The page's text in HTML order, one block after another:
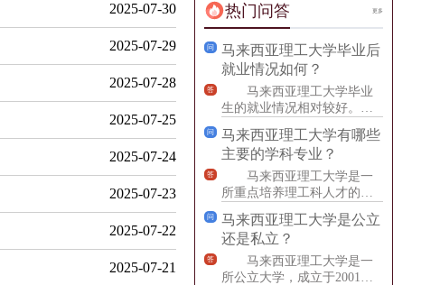
2025-07-30
2025-07-29
2025-07-28
2025-07-25
2025-07-24
2025-07-23
2025-07-22
2025-07-21
热门问答
问
马来西亚理工大学毕业后
就业情况如何？
答
马来西亚理工大学毕业
生的就业情况相对较好。学
育，鼓励学生在校期间积累
实践经
问
马来西亚理工大学有哪些
主要的学科专业？
答
马来西亚理工大学是一
所重点培养理工科人才的公
业。其主要的学科专业包
括：工程
问
马来西亚理工大学是公立
还是私立？
答
马来西亚理工大学是一
所公立大学，成立于2001
更多